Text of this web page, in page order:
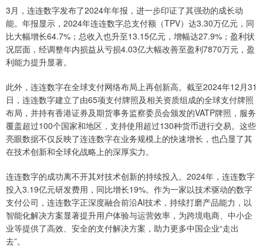
3月，连连数字发布了2024年年报，进一步印证了其强劲的成长动
能。年报显示，2024年连连数字总支付额（TPV）达3.30万亿元，同
比大幅增长64.7%；总收入也升至13.15亿元，增幅达27.9%；盈利状
况层面，经调整年内损益从亏损4.03亿大幅改善至盈利7870万元，盈
利能力提升显著。
此外，连连数字在全球支付网络布局上再创新高。截至2024年12月31
日，连连数字建立了由65项支付牌照及相关资质组成的全球支付牌照
布局，并持有香港证券及期货事务监察委员会颁发的VATP牌照，服务
覆盖超过100个国家和地区，支持使用超过130种货币进行交易。这些
亮眼数据不仅反映了连连数字在业务规模上的快速增长，也凸显了其
在技术创新和全球化战略上的深厚实力。
连连数字的成功离不开其对技术创新的持续投入。2024年，连连数字
投入3.19亿元研发费用，同比增长19%。作为一家以技术驱动的数字
支付公司，连连数字正深度融合前沿AI技术，持续打磨产品能力，以
智能化解决方案显著提升用户体验与运营效率，为跨境电商、中小企
业等提供了高效、安全的支付解决方案，助力更多中国企业“走出
去”。